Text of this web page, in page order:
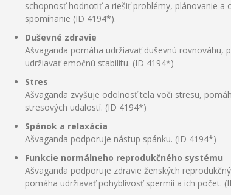
schopnosť hodnotiť a riešiť problémy, plánovanie a
spomínanie (ID 4194*).
Duševné zdravie
Ašvaganda pomáha udržiavať duševnú
udržiavať emočnú stabilitu. (ID 4194*)
Stres
Ašvaganda zvyšuje odolnosť tela voči stresu,
stresových udalostí. (ID 4194*)
Spánok a relaxácia
Ašvaganda podporuje nástup spánku. (ID 4194*)
Funkcie normálneho reprodukčného systému
Ašvaganda podporuje zdravie ženských
pomáha udržiavať pohyblivosť spermií a ich počet.